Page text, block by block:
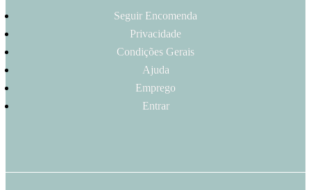
Seguir Encomenda
Privacidade
Condições Gerais
Ajuda
Emprego
Entrar